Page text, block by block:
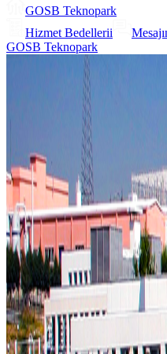
GOSB Teknopark
Hizmet Bedellerii
GOSB Teknopark